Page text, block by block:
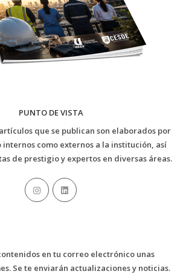
PUNTO DE VISTA
que se publican son elaborados por
como externos a la institución, así
de prestigio y expertos en diversas áreas.
en tu correo electrónico unas
Se te enviarán actualizaciones y noticias.